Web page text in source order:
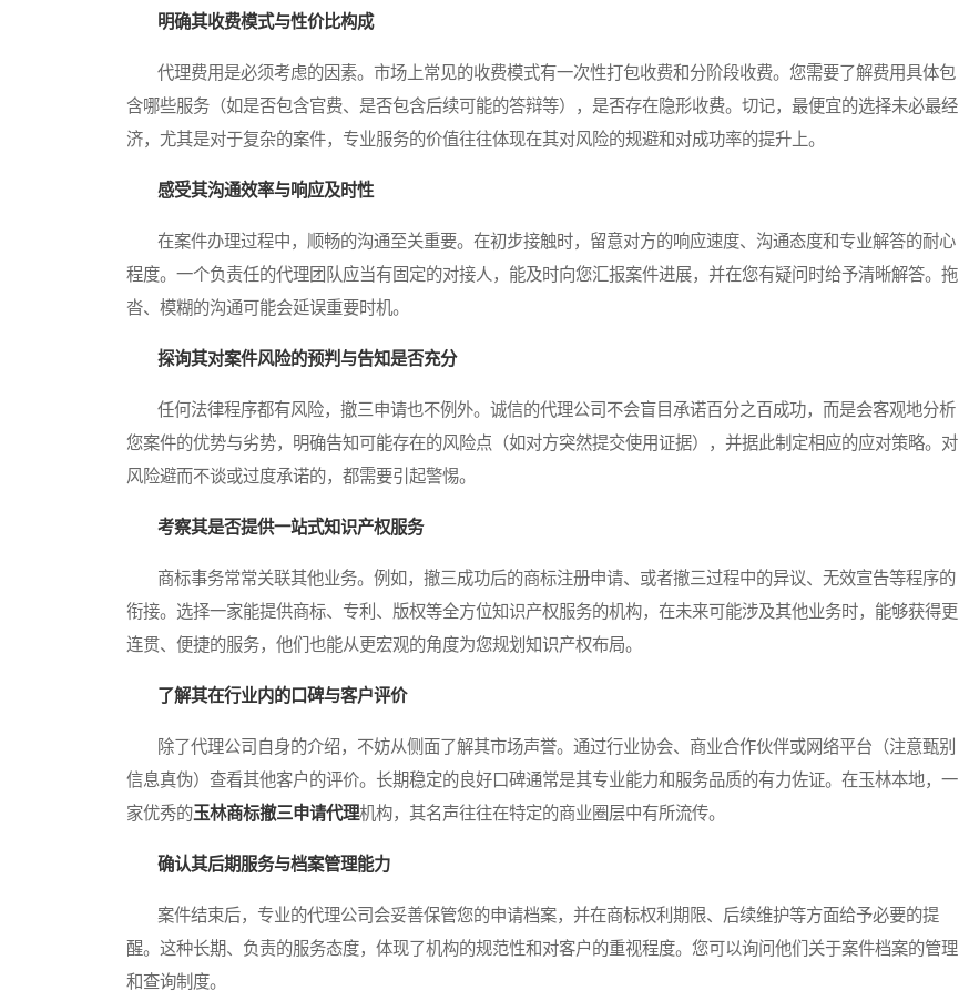
明确其收费模式与性价比构成
代理费用是必须考虑的因素。市场上常见的收费模式有一次性打包收费和分阶段收费。您需要了解费用具体包
含哪些服务（如是否包含官费、是否包含后续可能的答辩等），是否存在隐形收费。切记，最便宜的选择未必最经
济，尤其是对于复杂的案件，专业服务的价值往往体现在其对风险的规避和对成功率的提升上。
感受其沟通效率与响应及时性
在案件办理过程中，顺畅的沟通至关重要。在初步接触时，留意对方的响应速度、沟通态度和专业解答的耐心
程度。一个负责任的代理团队应当有固定的对接人，能及时向您汇报案件进展，并在您有疑问时给予清晰解答。拖
沓、模糊的沟通可能会延误重要时机。
探询其对案件风险的预判与告知是否充分
任何法律程序都有风险，撤三申请也不例外。诚信的代理公司不会盲目承诺百分之百成功，而是会客观地分析
您案件的优势与劣势，明确告知可能存在的风险点（如对方突然提交使用证据），并据此制定相应的应对策略。对
风险避而不谈或过度承诺的，都需要引起警惕。
考察其是否提供一站式知识产权服务
商标事务常常关联其他业务。例如，撤三成功后的商标注册申请、或者撤三过程中的异议、无效宣告等程序的
衔接。选择一家能提供商标、专利、版权等全方位知识产权服务的机构，在未来可能涉及其他业务时，能够获得更
连贯、便捷的服务，他们也能从更宏观的角度为您规划知识产权布局。
了解其在行业内的口碑与客户评价
除了代理公司自身的介绍，不妨从侧面了解其市场声誉。通过行业协会、商业合作伙伴或网络平台（注意甄别
信息真伪）查看其他客户的评价。长期稳定的良好口碑通常是其专业能力和服务品质的有力佐证。在玉林本地，一
家优秀的玉林商标撤三申请代理机构，其名声往往在特定的商业圈层中有所流传。
确认其后期服务与档案管理能力
案件结束后，专业的代理公司会妥善保管您的申请档案，并在商标权利期限、后续维护等方面给予必要的提
醒。这种长期、负责的服务态度，体现了机构的规范性和对客户的重视程度。您可以询问他们关于案件档案的管理
和查询制度。